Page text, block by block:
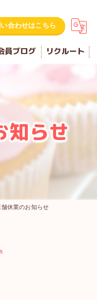
合わせはこちら
員ブログ リクルート
知らせ
休業のお知らせ